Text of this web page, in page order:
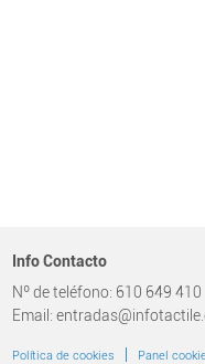
Info Contacto
Nº de teléfono: 610 649 410
Email:
Política de cookies Panel